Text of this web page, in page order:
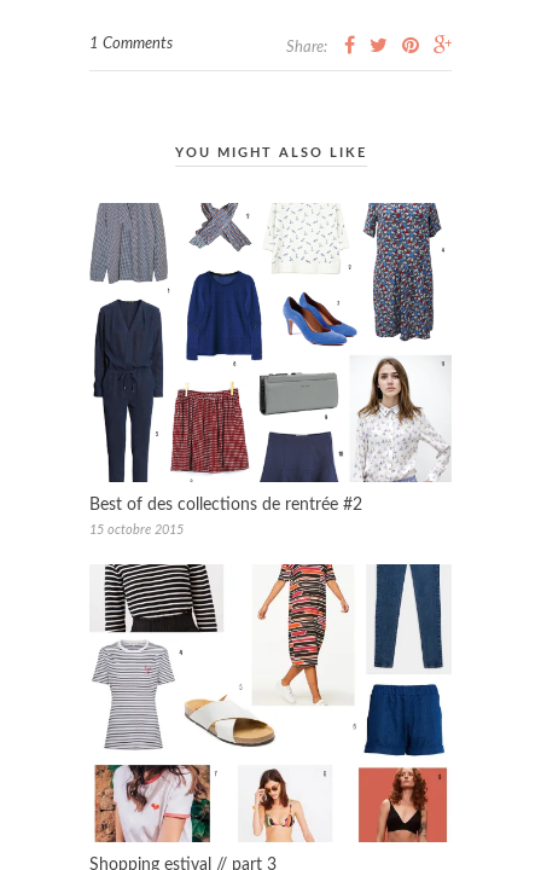
1 Comments Share:
YOU MIGHT ALSO LIKE
Best of des collections de rentrée #2
15 octobre 2015
Shopping estival // part 3